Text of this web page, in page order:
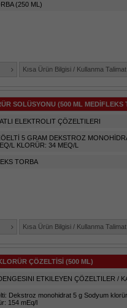
(250 ML)
Kısa Ürün Bilgisi / Kullanma
SOLÜSYONU (500 ML MEDİFLEKS
ELEKTROLIT ÇÖZELTILERI
5 GRAM DEKSTROZ
L KLORÜR: 34 MEQ/L
TORBA
Kısa Ürün Bilgisi / Kullanma
ÇÖZELTİSİ (500 ML)
ETKILEYEN ÇÖZELTILER /
Dekstroz monohidrat 5 g Sodyum
154 mEq/l